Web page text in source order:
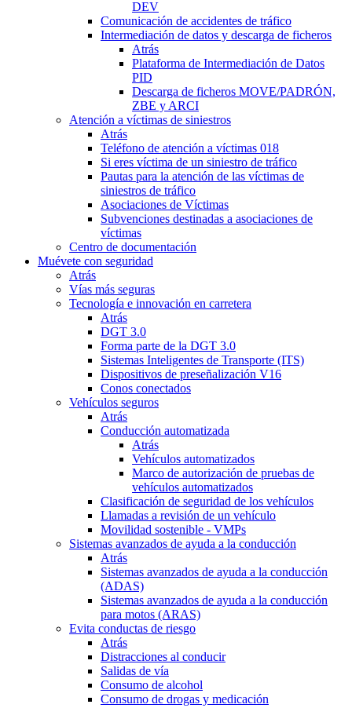
DEV
Comunicación de accidentes de tráfico
Intermediación de datos y descarga de ficheros
Atrás
Plataforma de Intermediación de Datos
PID
Descarga de ficheros MOVE/PADRÓN,
ZBE y ARCI
Atención a víctimas de siniestros
Atrás
Teléfono de atención a víctimas 018
Si eres víctima de un siniestro de tráfico
Pautas para la atención de las víctimas de
siniestros de tráfico
Asociaciones de Víctimas
Subvenciones destinadas a asociaciones de
víctimas
Centro de documentación
Muévete con seguridad
Atrás
Vías más seguras
Tecnología e innovación en carretera
Atrás
DGT 3.0
Forma parte de la DGT 3.0
Sistemas Inteligentes de Transporte (ITS)
Dispositivos de preseñalización V16
Conos conectados
Vehículos seguros
Atrás
Conducción automatizada
Atrás
Vehículos automatizados
Marco de autorización de pruebas de
vehículos automatizados
Clasificación de seguridad de los vehículos
Llamadas a revisión de un vehículo
Movilidad sostenible - VMPs
Sistemas avanzados de ayuda a la conducción
Atrás
Sistemas avanzados de ayuda a la conducción
(ADAS)
Sistemas avanzados de ayuda a la conducción
para motos (ARAS)
Evita conductas de riesgo
Atrás
Distracciones al conducir
Salidas de vía
Consumo de alcohol
Consumo de drogas y medicación